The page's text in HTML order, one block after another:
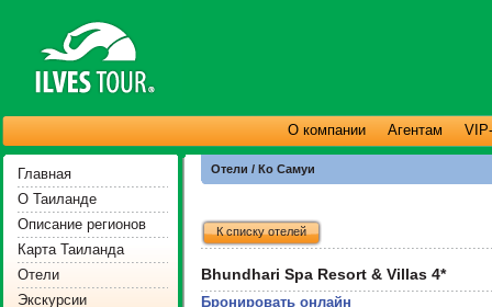
О компании Агентам
Главная
О Таиланде
Описание регионов
Карта Таиланда
Отели
Экскурсии
Отели / Ко Самуи
К списку отелей
Bhundhari Spa Resort & Villas 4*
Бронировать онлайн